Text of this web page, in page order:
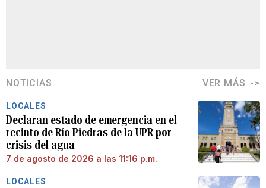
NOTICIAS VER MÁS
LOCALES
Declaran estado de emergencia en el
recinto de Río Piedras de la UPR por
crisis del agua
7 de agosto de 2026 a las 11:16 p.m.
LOCALES